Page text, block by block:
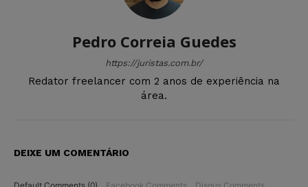
Pedro Correia Guedes
https://juristas.com.br/
Redator freelancer com 2 anos de experiência na
área.
DEIXE UM COMENTÁRIO